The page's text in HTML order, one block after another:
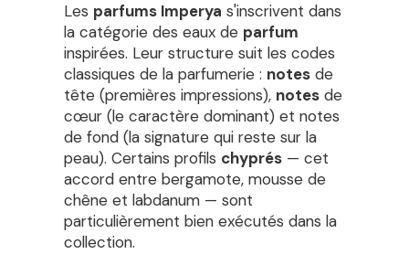
Les parfums Imperya s'inscrivent dans
la catégorie des eaux de parfum
inspirées. Leur structure suit les codes
classiques de la parfumerie : notes de
tête (premières impressions), notes de
cœur (le caractère dominant) et notes
de fond (la signature qui reste sur la
peau). Certains profils chyprés — cet
accord entre bergamote, mousse de
chêne et labdanum — sont
particulièrement bien exécutés dans la
collection.